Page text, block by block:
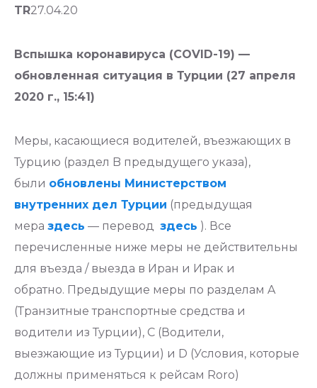
TR27.04.20
Вспышка коронавируса (COVID-19) —
обновленная ситуация в Турции (27 апреля
2020 г., 15:41)
Меры, касающиеся водителей, въезжающих в
Турцию (раздел B предыдущего указа),
были обновлены Министерством
внутренних дел Турции (предыдущая
мера здесь — перевод здесь ). Все
перечисленные ниже меры не действительны
для въезда / выезда в Иран и Ирак и
обратно. Предыдущие меры по разделам A
(Транзитные транспортные средства и
водители из Турции), C (Водители,
выезжающие из Турции) и D (Условия, которые
должны применяться к рейсам Roro)